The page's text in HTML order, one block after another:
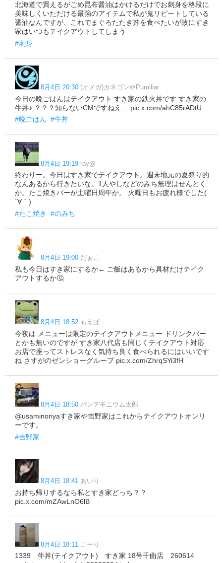
北海道で買えるがごめ昆布醤油はかけるだけでお刺身を格段に
美味しくいただける最強のアイテムで私が鬼リピートしている
醤油なんですが、これでまぐろたたき丼を食べたいが故にすき
家はいつもテイクアウトしてしまう
#刺身
8月4日 20:30 (オメガ)カネゴン＠Pumiliar
今日の晩ごはんはテイクアウト すき家の鉄火丼です すき家の
牛丼♪ ？？？知らないCMですねえ… pic.x.com/ahC85rADtU
#晩ごはん #牛丼
8月4日 19:19 ray@
終わりー。今日はすき家でテイクアウト。週末地元の夏祭り的
なんあるから行きたいな。1人やしなどのみち無理はせんとく
か。たこ焼きバーが土曜日周年か。 火曜日もお疲れ様でした(
´∀｀)
#たこ焼き
#のみち
8月4日 19:00 だぁこ
私も今日はすき家にするか← ご飯はあるから具材だけテイク
アウトするか🤔
8月4日 18:52 もえぱ
今夜は メニューは限定のテイクアウトメニュー ドリンクバー
とかも無いのですが すき家八代店も同じくテイクアウト対応
お店で座ってストレスなく気持ち良く食べられるにはいいです
ね さすがのゼンショーグループ pic.x.com/ZhrqSYi3fH
8月4日 18:50 パンデモニウム太郎
@usaminoriyaすき家や吉野家はこれからテイクアウトオンリ
ーです。
#吉野家
8月4日 18:41 あいり
お持ち帰りするなら私とすき家どっち？？
pic.x.com/mZAwLnO6lB
8月4日 18:11 こーり
1339 牛丼(テイクアウト) すき家 18号千曲店 260614